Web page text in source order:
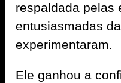
respaldada pelas
entusiasmadas
experimentaram.
Ele ganhou a